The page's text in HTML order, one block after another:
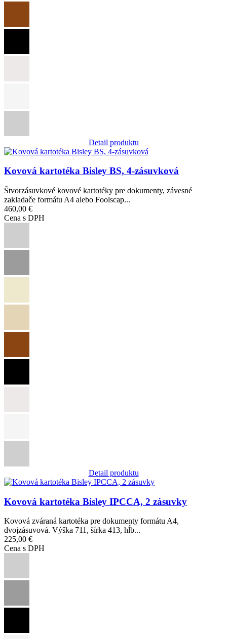
Detail produktu
Obrázok
Kovová kartotéka Bisley BS, 4-zásuvková
Štvorzásuvkové kovové kartotéky pre dokumenty, závesné
zakladače formátu A4 alebo Foolscap...
460,00 €
Cena s DPH
Detail produktu
Obrázok
Kovová kartotéka Bisley IPCCA, 2 zásuvky
Kovová zváraná kartotéka pre dokumenty formátu A4,
dvojzásuvová. Výška 711, šírka 413, hĺb...
225,00 €
Cena s DPH